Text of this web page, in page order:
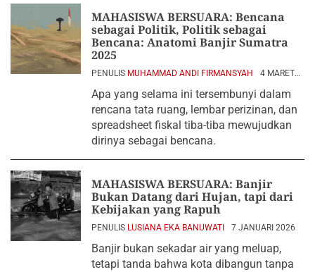
MAHASISWA BERSUARA: Bencana
sebagai Politik, Politik sebagai
Bencana: Anatomi Banjir Sumatra
2025
PENULIS MUHAMMAD ANDI FIRMANSYAH
4 MARET
Apa yang selama ini tersembunyi dalam
rencana tata ruang, lembar perizinan, dan
spreadsheet fiskal tiba-tiba mewujudkan
dirinya sebagai bencana.
MAHASISWA BERSUARA: Banjir
Bukan Datang dari Hujan, tapi dari
Kebijakan yang Rapuh
PENULIS LUSIANA EKA BANUWATI 7 JANUARI 2026
Banjir bukan sekadar air yang meluap,
tetapi tanda bahwa kota dibangun tanpa